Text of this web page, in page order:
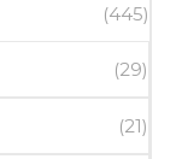
(445)
(29)
(21)